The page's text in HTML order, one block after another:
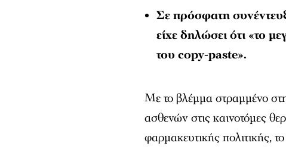
Σε πρόσφατη
είχε δηλώσει ότι «το
του copy-paste».
Με το βλέμμα στραμμένο
ασθενών στις καινοτόμες
φαρμακευτικής πολιτικής,